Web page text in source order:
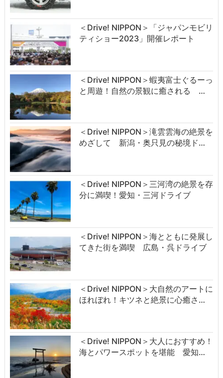
＜Drive! NIPPON＞「ジャパンモビリ
ティショー2023」開催レポート
＜Drive! NIPPON＞蝦夷富士ぐるーっ
と周遊！自然の景観に癒される …
＜Drive! NIPPON＞滝雲雲海の絶景を
めざして 新潟・奥只見の秘境ド…
＜Drive! NIPPON＞三河湾の絶景を存
分に満喫！愛知・三河ドライブ
＜Drive! NIPPON＞海とともに発展し
てきた街を満喫 広島・呉ドライブ
＜Drive! NIPPON＞大自然のアートに
ほれぼれ！キツネと絶景に心癒さ…
＜Drive! NIPPON＞大人におすすめ！
海とパワースポットを堪能 愛知…